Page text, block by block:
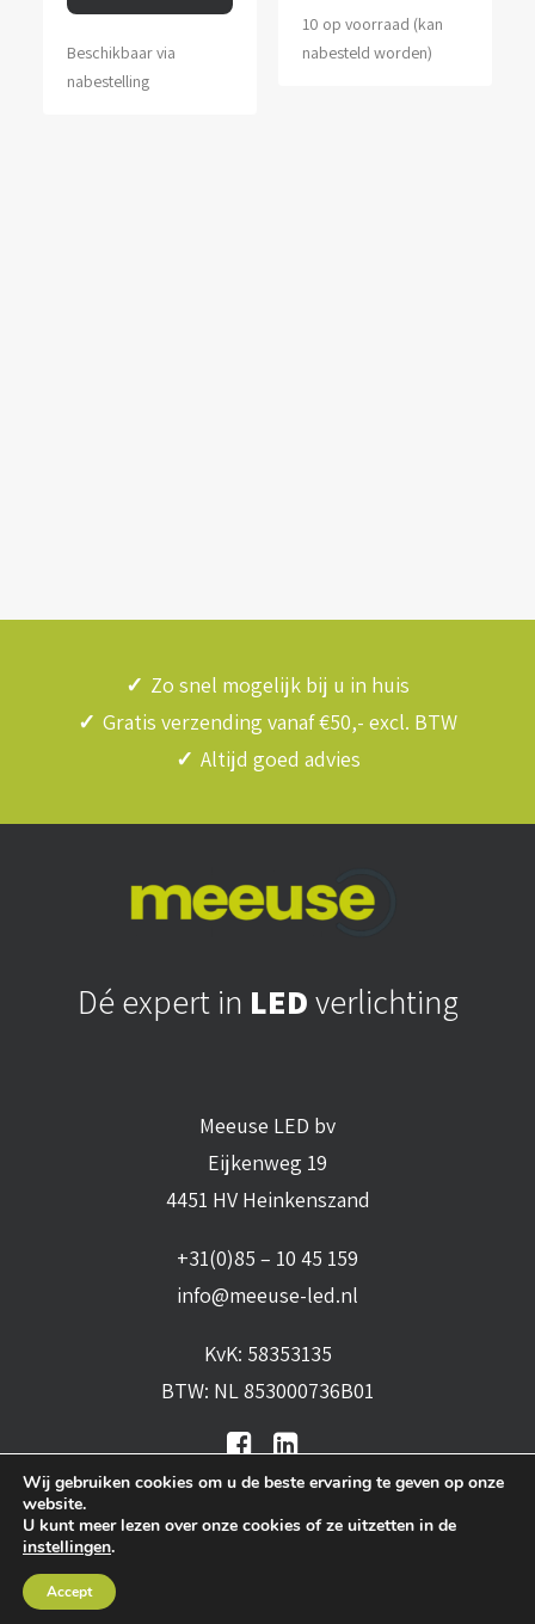
Beschikbaar via
nabestelling
10 op voorraad (kan
nabesteld worden)
✓ Zo snel mogelijk bij u in huis
✓ Gratis verzending vanaf €50,- excl. BTW
✓ Altijd goed advies
Dé expert in LEDverlichting
Meeuse LED bv
Eijkenweg 19
4451 HV Heinkenszand
+31(0)85 – 10 45 159
info@meeuse-led.nl
KvK: 58353135
BTW: NL 853000736B01
leveringsvoorwaarden
Wij gebruiken cookies om u de beste ervaring te geven op onze
website.
U kunt meer lezen over onze cookies of ze uitzetten in de
instellingen.
Accept